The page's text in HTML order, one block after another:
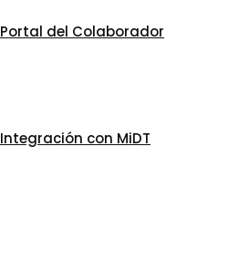
Portal del Colaborador
Integración con MiDT